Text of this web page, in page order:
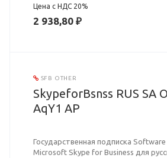
Цена с НДС 20%
2 938,80 ₽
SFB OTHER
SkypeforBsnss RUS SA
AqY1 AP
Государственная подписка
Microsoft Skype for Business для